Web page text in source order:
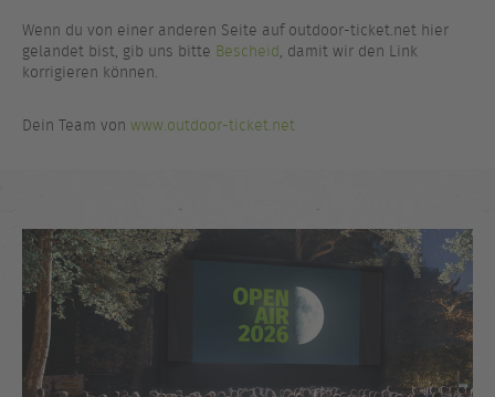
Wenn du von einer anderen Seite auf outdoor-ticket.net hier
gelandet bist, gib uns bitte Bescheid, damit wir den Link
korrigieren können.
Dein Team von www.outdoor-ticket.net